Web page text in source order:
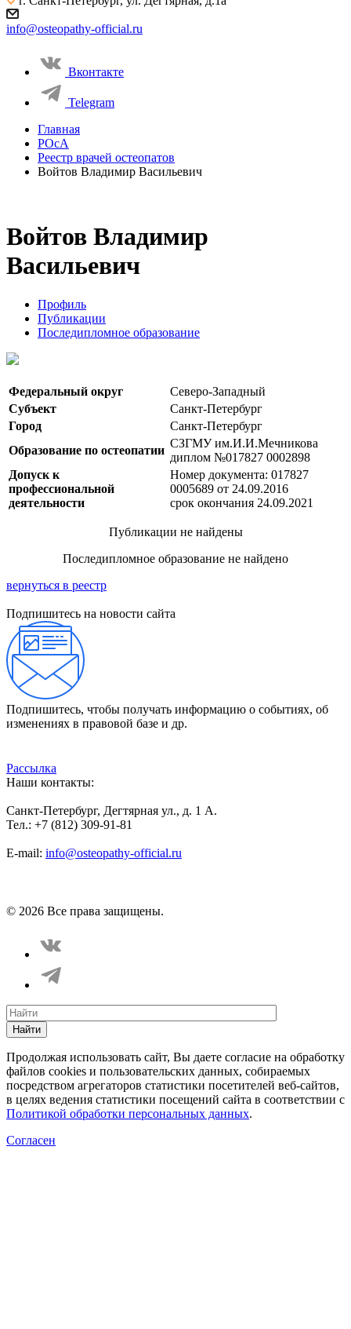
info@osteopathy-official.ru
Вконтакте
Telegram
Главная
РОсА
Реестр врачей остеопатов
Войтов Владимир Васильевич
Войтов Владимир
Васильевич
Профиль
Публикации
Последипломное образование
Федеральный округ
Северо-Западный
Субъект
Санкт-Петербург
Город
Санкт-Петербург
Образование по остеопатии
СЗГМУ им.И.И.Мечникова
диплом №017827 0002898
Допуск к
профессиональной
деятельности
Номер документа: 017827
0005689 от 24.09.2016
срок окончания 24.09.2021
Публикации не найдены
Последипломное образование не найдено
вернуться в реестр
Подпишитесь на новости сайта
Подпишитесь, чтобы получать информацию о событиях, об
изменениях в правовой базе и др.
Рассылка
Наши контакты:
Санкт-Петербург, Дегтярная ул., д. 1 А.
Тел.: +7 (812) 309-91-81
E-mail: info@osteopathy-official.ru
© 2026 Все права защищены.
Найти
Продолжая использовать сайт, Вы даете согласие на обработку
файлов cookies и пользовательских данных, собираемых
посредством агрегаторов статистики посетителей веб-сайтов,
в целях ведения статистики посещений сайта в соответствии с
Политикой обработки персональных данных.
Согласен